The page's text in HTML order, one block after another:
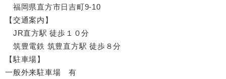
福岡県直方市日吉町9-10
【交通案内】
JR直方駅 徒歩１０分
筑豊電鉄 筑豊直方駅 徒歩８分
【駐車場】
一般外来駐車場 有